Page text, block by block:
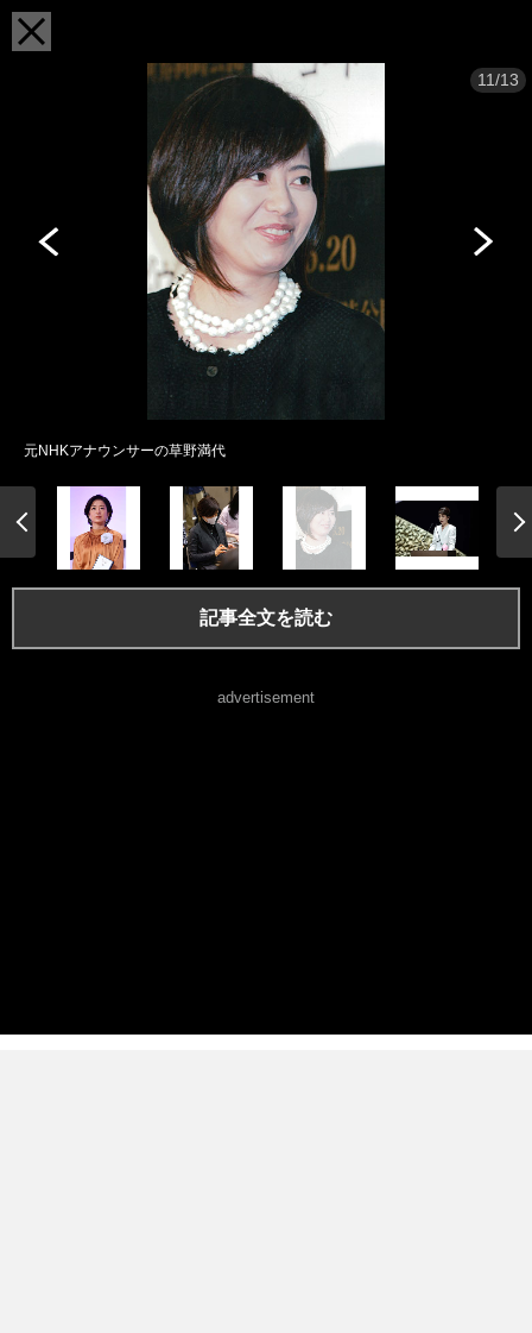
11/13
元NHKアナウンサーの草野満代
記事全文を読む
advertisement